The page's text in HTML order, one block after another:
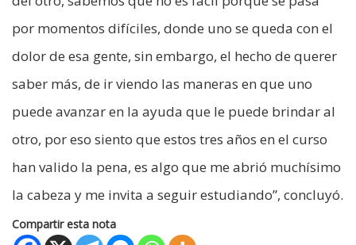
por momentos difíciles, donde uno se queda con el
dolor de esa gente, sin embargo, el hecho de querer
saber más, de ir viendo las maneras en que uno
puede avanzar en la ayuda que le puede brindar al
otro, por eso siento que estos tres años en el curso
han valido la pena, es algo que me abrió muchísimo
la cabeza y me invita a seguir estudiando”, concluyó.
Compartir esta nota